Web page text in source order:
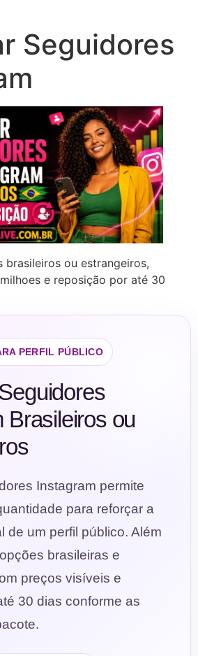
Seguidores
brasileiros ou estrangeiros,
e reposição por até 30
PERFIL PÚBLICO
Brasileiros ou
Instagram permite
para reforçar a
de um perfil público. Além
brasileiras e
preços visíveis e
30 dias conforme as